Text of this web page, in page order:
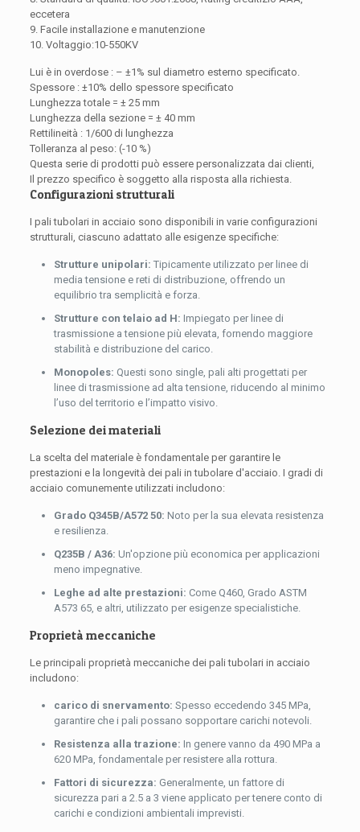
eccetera
9. Facile installazione e manutenzione
10. Voltaggio:10-550KV
Lui è in overdose : – ±1% sul diametro esterno specificato.
Spessore : ±10% dello spessore specificato
Lunghezza totale = ± 25 mm
Lunghezza della sezione = ± 40 mm
Rettilineità : 1/600 di lunghezza
Tolleranza al peso: (-10 %)
Questa serie di prodotti può essere personalizzata dai clienti,
Il prezzo specifico è soggetto alla risposta alla richiesta.
Configurazioni strutturali
I pali tubolari in acciaio sono disponibili in varie configurazioni
strutturali, ciascuno adattato alle esigenze specifiche:
Strutture unipolari: Tipicamente utilizzato per linee di
media tensione e reti di distribuzione, offrendo un
equilibrio tra semplicità e forza.
Strutture con telaio ad H: Impiegato per linee di
trasmissione a tensione più elevata, fornendo maggiore
stabilità e distribuzione del carico.
Monopoles: Questi sono single, pali alti progettati per
linee di trasmissione ad alta tensione, riducendo al minimo
l’uso del territorio e l’impatto visivo.
Selezione dei materiali
La scelta del materiale è fondamentale per garantire le
prestazioni e la longevità dei pali in tubolare d'acciaio. I gradi di
acciaio comunemente utilizzati includono:
Grado Q345B/A572 50: Noto per la sua elevata resistenza
e resilienza.
Q235B / A36: Un'opzione più economica per applicazioni
meno impegnative.
Leghe ad alte prestazioni: Come Q460, Grado ASTM
A573 65, e altri, utilizzato per esigenze specialistiche.
Proprietà meccaniche
Le principali proprietà meccaniche dei pali tubolari in acciaio
includono:
carico di snervamento: Spesso eccedendo 345 MPa,
garantire che i pali possano sopportare carichi notevoli.
Resistenza alla trazione: In genere vanno da 490 MPa a
620 MPa, fondamentale per resistere alla rottura.
Fattori di sicurezza: Generalmente, un fattore di
sicurezza pari a 2.5 a 3 viene applicato per tenere conto di
carichi e condizioni ambientali imprevisti.